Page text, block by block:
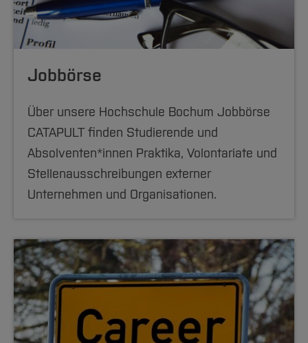
Jobbörse
Über unsere Hochschule Bochum Jobbörse
CATAPULT finden Studierende und
Absolventen*innen Praktika, Volontariate und
Stellenausschreibungen externer
Unternehmen und Organisationen.